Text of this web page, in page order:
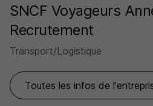
SNCF Voyageurs
Recrutement
Transport/Logistique
Toutes les infos de